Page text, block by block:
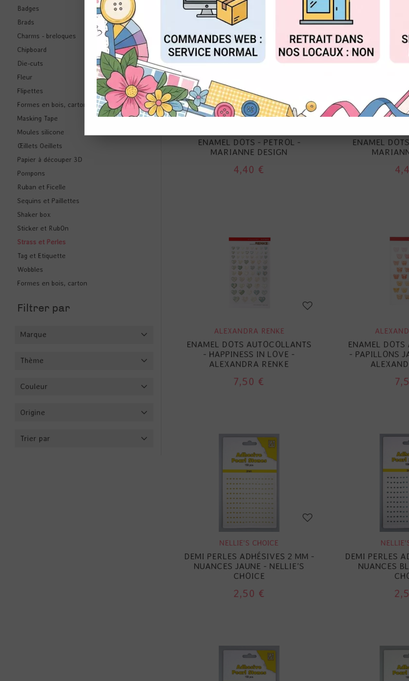
Badges
Brads
Charms - breloques
Chipboard
Die-cuts
Fleur
Flipettes
Formes en bois, carton ...
Masking Tape
Moules silicone
Œillets Oeillets
Papier à découper 3D
Pompons
Ruban et Ficelle
Sequins et Paillettes
Shaker box
Sticker et RubOn
Strass et Perles
Tag et Etiquette
Wobbles
Formes en bois, carton
Filtrer par
Marque
Thème
Couleur
Origine
Trier par
ENAMEL DOTS - PETROL -
MARIANNE DESIGN
4,40 €
NOUVEAU
ENAMEL
ALEXANDRA RENKE
ENAMEL DOTS AUTOCOLLANTS
- HAPPINESS IN LOVE -
ALEXANDRA RENKE
7,50 €
ENAMEL DOTS
- PAPILLONS
NELLIE'S CHOICE
DEMI PERLES ADHÉSIVES 2 MM -
NUANCES JAUNE - NELLIE'S
CHOICE
2,50 €
DEMI PERLES
NUANCES
CONFIGURER